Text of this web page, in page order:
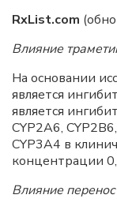
RxList.com
Влияние
На основании
является
является
CYP2A6,
CYP3A4 в
концентрации
Влияние